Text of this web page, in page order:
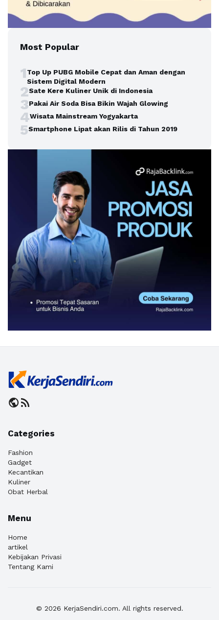
Most Popular
1Top Up PUBG Mobile Cepat dan Aman dengan
Sistem Digital Modern
2Sate Kere Kuliner Unik di Indonesia
3Pakai Air Soda Bisa Bikin Wajah Glowing
4Wisata Mainstream Yogyakarta
5Smartphone Lipat akan Rilis di Tahun 2019
publicrss_feed
Categories
Fashion
Gadget
Kecantikan
Kuliner
Obat Herbal
Menu
Home
artikel
Kebijakan Privasi
Tentang Kami
© 2026 KerjaSendiri.com. All rights reserved.